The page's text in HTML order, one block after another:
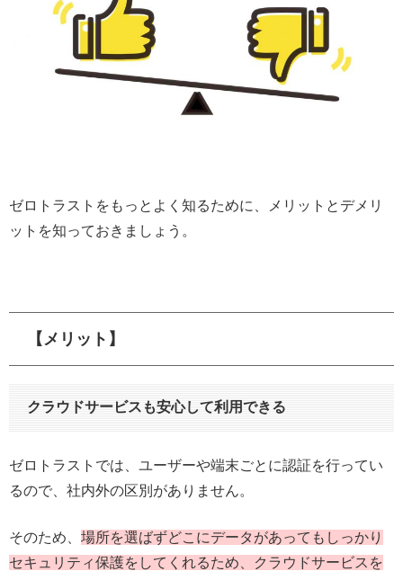
ゼロトラストをもっとよく知るために、メリットとデメリ
ットを知っておきましょう。
【メリット】
クラウドサービスも安心して利用できる
ゼロトラストでは、ユーザーや端末ごとに認証を行ってい
るので、社内外の区別がありません。
そのため、 場所を選ばずどこにデータがあってもしっかり
セキュリティ保護をしてくれるため、クラウドサービスを